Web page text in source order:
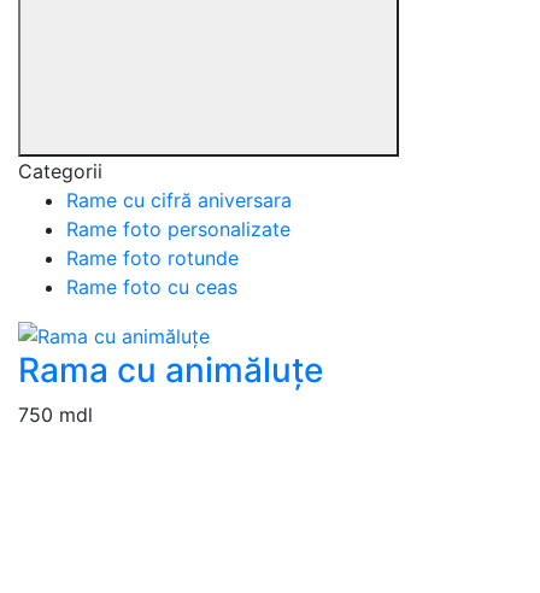
Categorii
Rame cu cifră aniversara
Rame foto personalizate
Rame foto rotunde
Rame foto cu ceas
Rama cu animăluțe
750 mdl